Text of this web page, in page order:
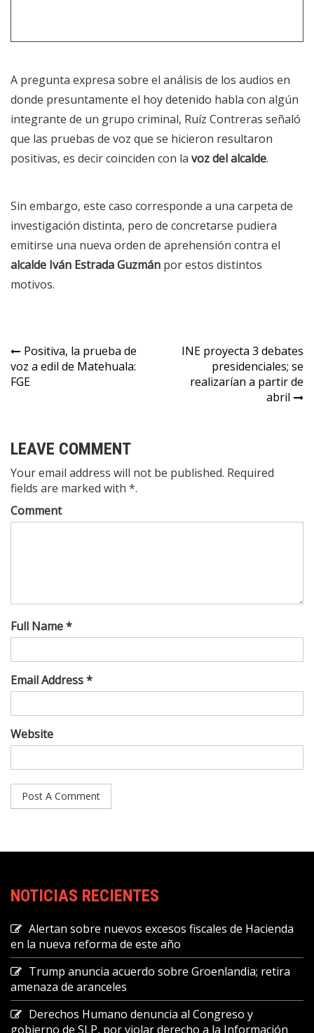
A pregunta expresa sobre el análisis de los audios en
donde presuntamente el hoy detenido habla con algún
integrante de un grupo criminal, Ruíz Contreras señaló
que las pruebas de voz que se hicieron resultaron
positivas, es decir coinciden con la voz del alcalde.
Sin embargo, este caso corresponde a una carpeta de
investigación distinta, pero de concretarse pudiera
emitirse una nueva orden de aprehensión contra el
alcalde Iván Estrada Guzmán por estos distintos
motivos.
Navegación
de
Positiva, la prueba de
voz a edil de Matehuala:
FGE
INE proyecta 3 debates
presidenciales; se
realizarían a partir de
abril
LEAVE COMMENT
Your email address will not be published. Required
fields are marked with *.
Comment
Full Name *
Email Address *
Website
NOTICIAS RECIENTES
Alertan sobre nuevos excesos fiscales de Hacienda
en la nueva reforma de este año
Trump anuncia acuerdo sobre Groenlandia; retira
amenaza de aranceles
Derechos Humano denuncia al Congreso y
gobierno de SLP, por violar derecho a la Información